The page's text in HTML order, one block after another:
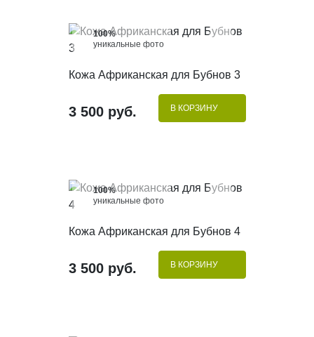
100%
уникальные фото
КУПИТЬ В 1 КЛИК
Кожа Африканская для Бубнов 3
3 500 руб. В КОРЗИНУ
100%
уникальные фото
КУПИТЬ В 1 КЛИК
Кожа Африканская для Бубнов 4
3 500 руб. В КОРЗИНУ